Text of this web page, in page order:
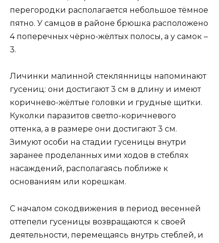
перегородки располагается небольшое тёмное
пятно. У самцов в районе брюшка расположено
4 поперечных чёрно-жёлтых полосы, а у самок –
3.
Личинки малинной стеклянницы напоминают
гусениц: они достигают 3 см в длину и имеют
коричнево-жёлтые головки и грудные щитки.
Куколки паразитов светло-коричневого
оттенка, а в размере они достигают 3 см.
Зимуют особи на стадии гусеницы внутри
заранее проделанных ими ходов в стеблях
насаждений, располагаясь поближе к
основаниям или корешкам.
С началом сокодвижения в период весенней
оттепели гусеницы возвращаются к своей
деятельности, перемещаясь внутрь стеблей, и